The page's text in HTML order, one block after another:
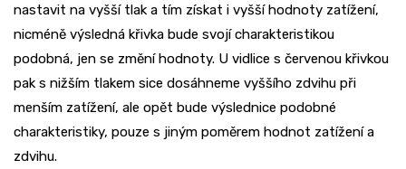
nastavit na vyšší tlak a tím získat i vyšší hodnoty zatížení,
nicméně výsledná křivka bude svojí charakteristikou
podobná, jen se změní hodnoty. U vidlice s červenou křivkou
pak s nižším tlakem sice dosáhneme vyššího zdvihu při
menším zatížení, ale opět bude výslednice podobné
charakteristiky, pouze s jiným poměrem hodnot zatížení a
zdvihu.